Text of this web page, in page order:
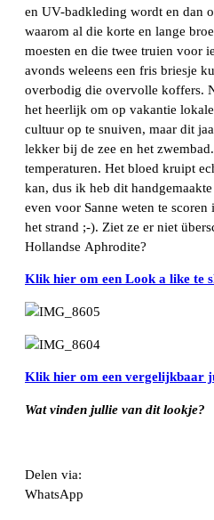
en UV-badkleding wordt en dan
waarom al die korte en lange
moesten en die twee truien voor
avonds weleens een fris briesje
overbodig die overvolle koffers.
het heerlijk om op vakantie
cultuur op te snuiven, maar dit
lekker bij de zee en het
temperaturen. Het bloed kruipt
kan, dus ik heb dit
even voor Sanne weten te
het strand ;-). Ziet ze er niet
Hollandse Aphrodite?
Klik hier om een Look a like te
Klik hier om een vergelijkbaar
Wat vinden jullie van dit lookje?
Delen via:
WhatsApp